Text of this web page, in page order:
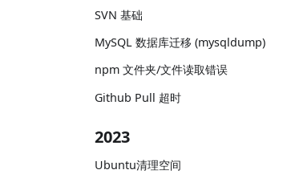
SVN 基础
MySQL 数据库迁移 (mysqldump)
npm 文件夹/文件读取错误
Github Pull 超时
2023
Ubuntu清理空间